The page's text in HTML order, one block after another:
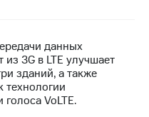
данных
из 3G в LTE улучшает
зданий, а также
технологии
VoLTE.